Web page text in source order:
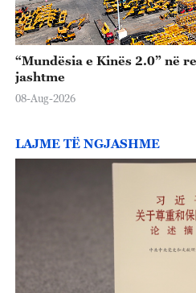
“Mundësia e Kinës 2.0” në
jashtme
08-Aug-2026
LAJME TË NGJASHME